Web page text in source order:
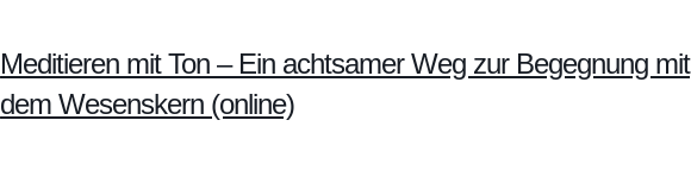
Meditieren mit Ton – Ein achtsamer Weg zur Begegnung mit
dem Wesenskern (online)